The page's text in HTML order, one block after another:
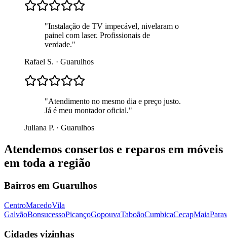
"Instalação de TV impecável, nivelaram o
painel com laser. Profissionais de
verdade."
Rafael S. · Guarulhos
"Atendimento no mesmo dia e preço justo.
Já é meu montador oficial."
Juliana P. · Guarulhos
Atendemos consertos e reparos em móveis
em toda a região
Bairros em Guarulhos
CentroMacedoVila
GalvãoBonsucessoPicançoGopouvaTaboãoCumbicaCecapMaia
Cidades vizinhas